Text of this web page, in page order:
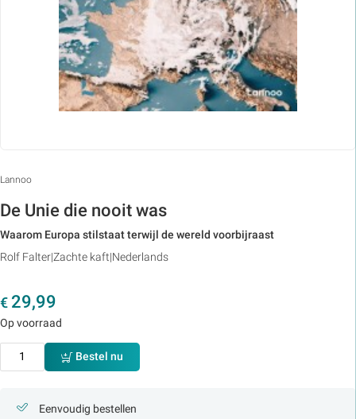
Lannoo
De Unie die nooit was
Waarom Europa stilstaat terwijl de wereld voorbijraast
Rolf FalterZachte kaft Nederlands
€ 29,99
Op voorraad
Bestel nu
Eenvoudig bestellen